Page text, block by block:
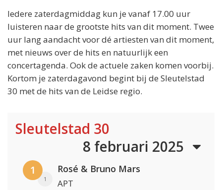
Iedere zaterdagmiddag kun je vanaf 17.00 uur
luisteren naar de grootste hits van dit moment. Twee
uur lang aandacht voor dé artiesten van dit moment,
met nieuws over de hits en natuurlijk een
concertagenda. Ook de actuele zaken komen voorbij.
Kortom je zaterdagavond begint bij de Sleutelstad
30 met de hits van de Leidse regio.
Sleutelstad 30
8 februari 2025
1
1
Rosé & Bruno Mars
APT